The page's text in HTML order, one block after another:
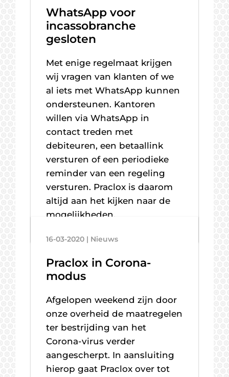
WhatsApp voor
incassobranche
gesloten
Met enige regelmaat krijgen
wij vragen van klanten of we
al iets met WhatsApp kunnen
ondersteunen. Kantoren
willen via WhatsApp in
contact treden met
debiteuren, een betaallink
versturen of een periodieke
reminder van een regeling
versturen. Praclox is daarom
altijd aan het kijken naar de
mogelijkheden.
16-03-2020 | Nieuws
Praclox in Corona-
modus
Afgelopen weekend zijn door
onze overheid de maatregelen
ter bestrijding van het
Corona-virus verder
aangescherpt. In aansluiting
hierop gaat Praclox over tot